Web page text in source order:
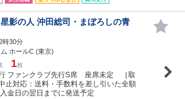
影の人 沖田総司・まぼろしの青
時30分
ホールC (東京)
1枚
ファンクラブ先行S席 座席未定 ［取
止対応：送料・手数料を差し引いた全額
金日の翌日までに発送予定